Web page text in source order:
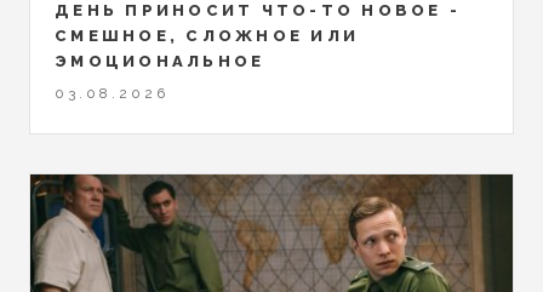
ДЕНЬ ПРИНОСИТ ЧТО-ТО НОВОЕ -
СМЕШНОЕ, СЛОЖНОЕ ИЛИ
ЭМОЦИОНАЛЬНОЕ
03.08.2026